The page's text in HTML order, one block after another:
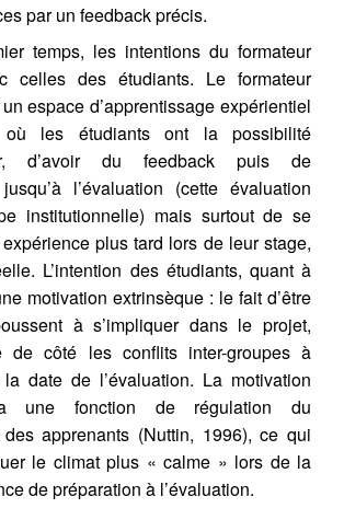
par un feedback précis.
temps, les intentions du formateur
celles des étudiants. Le formateur
espace d’apprentissage expérientiel
où les étudiants ont la possibilité
d’avoir du feedback puis de
l’évaluation (cette évaluation
institutionnelle) mais surtout de se
plus tard lors de leur stage,
L’intention des étudiants, quant à
motivation extrinsèque : le fait d’être
à s’impliquer dans le projet,
de côté les conflits inter-groupes à
la date de l’évaluation. La motivation
une fonction de régulation du
des apprenants (Nuttin, 1996), ce qui
le climat plus « calme » lors de la
de préparation à l’évaluation.